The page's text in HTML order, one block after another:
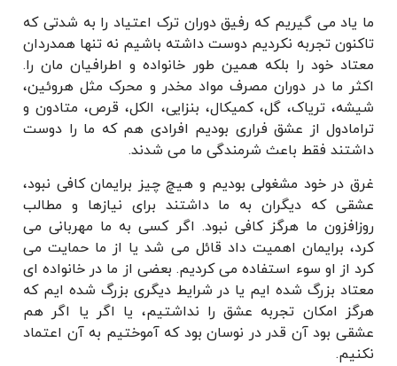
ما یاد می گیریم که رفیق دوران ترک اعتیاد را به شدتی که
تاکنون تجربه نکردیم دوست داشته باشیم نه تنها همدردان
معتاد خود را بلکه همین طور خانواده و اطرافیان مان را.
اکثر ما در دوران مصرف مواد مخدر و محرک مثل هروئین،
شیشه، تریاک، گل، کمیکال، بنزایی، الکل، قرص، متادون و
ترامادول از عشق فراری بودیم افرادی هم که ما را دوست
داشتند فقط باعث شرمندگی ما می شدند.
غرق در خود مشغولی بودیم و هیچ چیز برایمان کافی نبود،
عشقی که دیگران به ما داشتند برای نیازها و مطالب
روزافزون ما هرگز کافی نبود. اگر کسی به ما مهربانی می
کرد، برایمان اهمیت داد قائل می شد یا از ما حمایت می
کرد از او سوء استفاده می کردیم. بعضی از ما در خانواده ای
معتاد بزرگ شده ایم یا در شرایط دیگری بزرگ شده ایم که
هرگز امکان تجربه عشق را نداشتیم، یا اگر یا اگر هم
عشقی بود آن قدر در نوسان بود که آموختیم به آن اعتماد
نکنیم.